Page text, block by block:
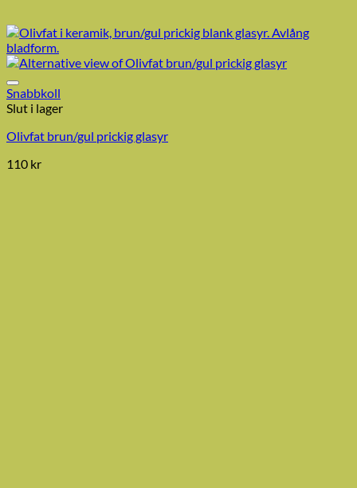
Snabbkoll
Slut i lager
Olivfat brun/gul prickig glasyr
110 kr